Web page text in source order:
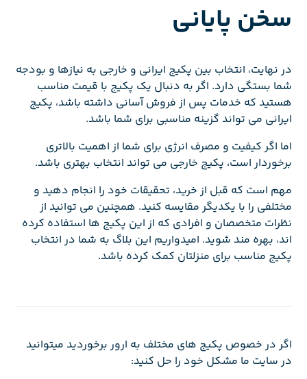
سخن پایانی
در نهایت، انتخاب بین پکیج ایرانی و خارجی به نیازها و بودجه
شما بستگی دارد. اگر به دنبال یک پکیج با قیمت مناسب
هستید که خدمات پس از فروش آسانی داشته باشد، پکیج
ایرانی می تواند گزینه مناسبی برای شما باشد.
اما اگر کیفیت و مصرف انرژی برای شما از اهمیت بالاتری
برخوردار است، پکیج خارجی می تواند انتخاب بهتری باشد.
مهم است که قبل از خرید، تحقیقات خود را انجام دهید و
مختلفی را با یکدیگر مقایسه کنید. همچنین می توانید از
نظرات متخصصان و افرادی که از این پکیج ها استفاده کرده
اند، بهره مند شوید. امیدواریم این بلاگ به شما در انتخاب
پکیج مناسب برای منزلتان کمک کرده باشد.
اگر در خصوص پکیج های مختلف به ارور برخوردید میتوانید
در سایت ما مشکل خود را حل کنید: